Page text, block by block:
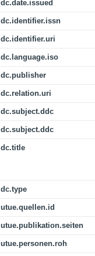
dc.date.issued
dc.identifier.issn
dc.identifier.uri
dc.language.iso
dc.publisher
dc.relation.uri
dc.subject.ddc
dc.subject.ddc
dc.title
dc.type
utue.quellen.id
utue.publikation.seiten
utue.personen.roh